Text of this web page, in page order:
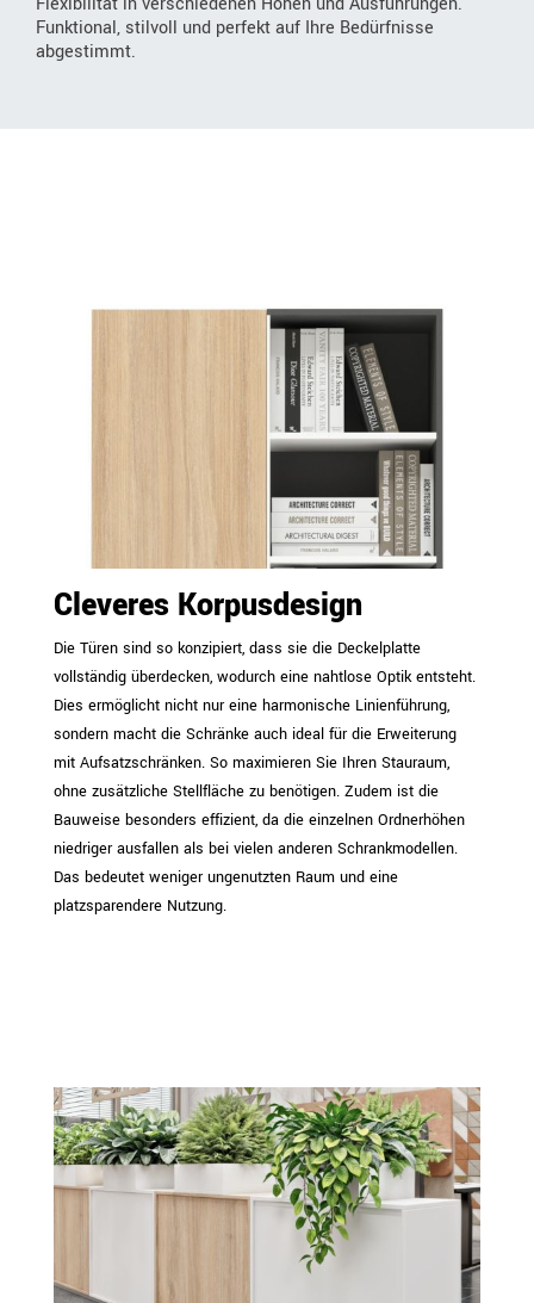
Funktional, stilvoll und perfekt auf Ihre Bedürfnisse
abgestimmt.
Cleveres Korpusdesign
Die Türen sind so konzipiert, dass sie die Deckelplatte
vollständig überdecken, wodurch eine nahtlose Optik entsteht.
Dies ermöglicht nicht nur eine harmonische Linienführung,
sondern macht die Schränke auch ideal für die Erweiterung
mit Aufsatzschränken. So maximieren Sie Ihren Stauraum,
ohne zusätzliche Stellfläche zu benötigen. Zudem ist die
Bauweise besonders effizient, da die einzelnen Ordnerhöhen
niedriger ausfallen als bei vielen anderen Schrankmodellen.
Das bedeutet weniger ungenutzten Raum und eine
platzsparendere Nutzung.